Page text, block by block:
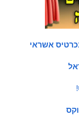
אשראי
!